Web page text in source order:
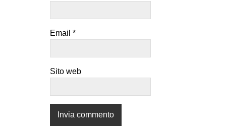
Email *
Sito web